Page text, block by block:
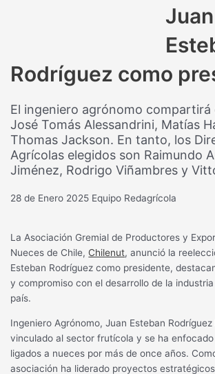
Juan
Rodríguez como
El ingeniero agrónomo
José Tomás Alessandrini, Matías
Thomas Jackson. En tanto, los
Agrícolas elegidos son Raimundo
Jiménez, Rodrigo Viñambres y
28 de Enero 2025 Equipo Redagrícola
La Asociación Gremial de Productores y
Nueces de Chile, Chilenut, anunció la
Esteban Rodríguez como presidente,
y compromiso con el desarrollo de la
país.
Ingeniero Agrónomo, Juan Esteban
vinculado al sector frutícola y se ha
ligados a nueces por más de once años.
asociación ha liderado proyectos